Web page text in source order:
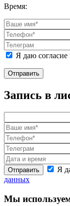
Время:
Я даю согласие
Отправить
Запись в
Отправить Я
данных
Мы